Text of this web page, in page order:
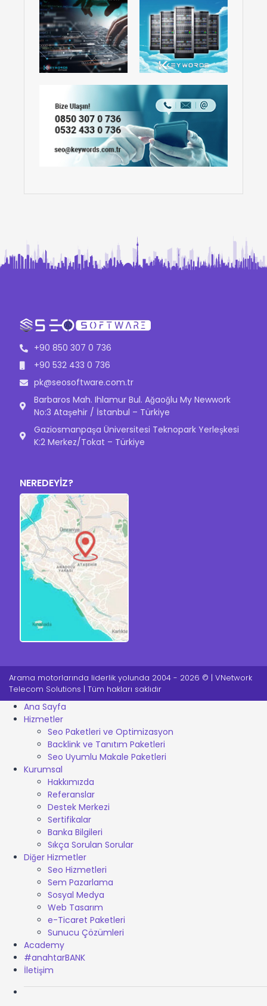
+90 850 307 0 736
+90 532 433 0 736
pk@seosoftware.com.tr
Barbaros Mah. Ihlamur Bul. Ağaoğlu My Newwork
No:3 Ataşehir / İstanbul – Türkiye
Gaziosmanpaşa Üniversitesi Teknopark Yerleşkesi
K:2 Merkez/Tokat – Türkiye
NEREDEYİZ?
Arama motorlarında liderlik yolunda 2004 - 2026 © | VNetwork
Telecom Solutions | Tüm hakları saklıdır
Ana Sayfa
Hizmetler
Seo Paketleri ve Optimizasyon
Backlink ve Tanıtım Paketleri
Seo Uyumlu Makale Paketleri
Kurumsal
Hakkımızda
Referanslar
Destek Merkezi
Sertifikalar
Banka Bilgileri
Sıkça Sorulan Sorular
Diğer Hizmetler
Seo Hizmetleri
Sem Pazarlama
Sosyal Medya
Web Tasarım
e-Ticaret Paketleri
Sunucu Çözümleri
Academy
#anahtarBANK
İletişim